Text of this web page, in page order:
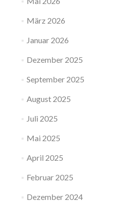
März 2026
Januar 2026
Dezember 2025
September 2025
August 2025
Juli 2025
Mai 2025
April 2025
Februar 2025
Dezember 2024